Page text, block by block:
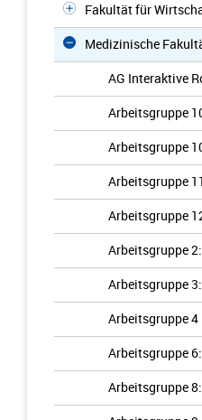
Fakultät für
Medizinische
AG Interaktive
Arbeitsgruppe
Arbeitsgruppe
Arbeitsgruppe
Arbeitsgruppe
Arbeitsgruppe
Arbeitsgruppe
Arbeitsgruppe
Arbeitsgruppe
Arbeitsgruppe